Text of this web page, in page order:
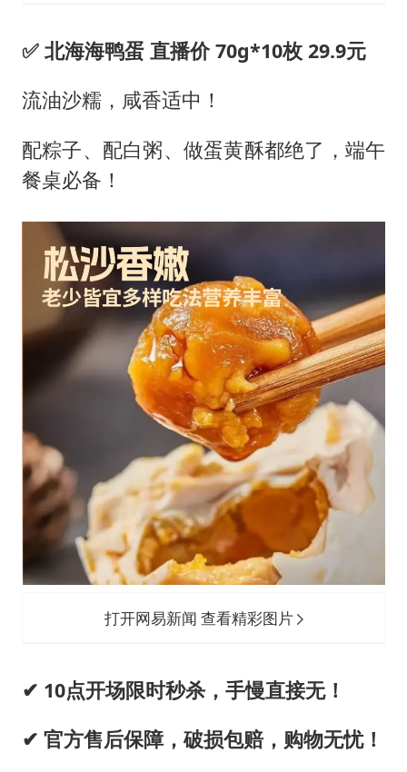
✅ 北海海鸭蛋 直播价 70g*10枚 29.9元
流油沙糯，咸香适中！
配粽子、配白粥、做蛋黄酥都绝了，端午
餐桌必备！
打开网易新闻 查看精彩图片
✔ 10点开场限时秒杀，手慢直接无！
✔ 官方售后保障，破损包赔，购物无忧！